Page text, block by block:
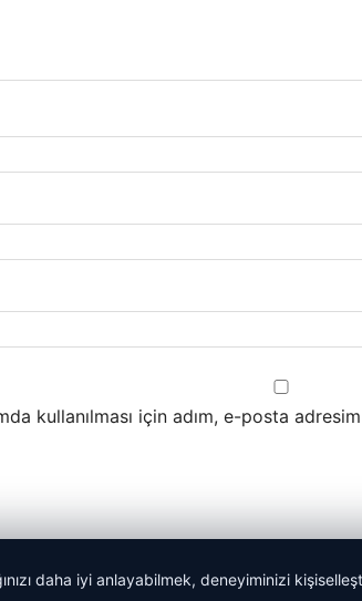
kullanılması için adım, e-posta
daha iyi anlayabilmek, deneyiminizi